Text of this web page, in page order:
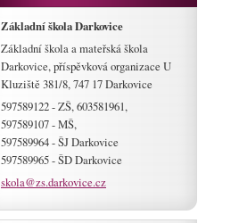
Základní škola Darkovice
Základní škola a mateřská škola
Darkovice, příspěvková organizace U
Kluziště 381/8, 747 17 Darkovice
597589122 - ZŠ, 603581961,
597589107 - MŠ,
597589964 - ŠJ Darkovice
597589965 - ŠD Darkovice
skola@zs.darkovice.cz